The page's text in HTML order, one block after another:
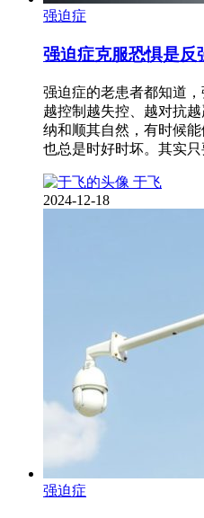
强迫症
强迫症克服恐惧是反
强迫症的老患者都知道
越控制越失控、越对抗
纳和顺其自然，有时候
也总是时好时坏。其实
于飞
2024-12-18
强迫症